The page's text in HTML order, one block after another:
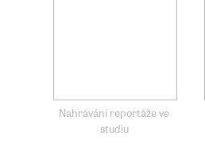
Nahrávání reportáže ve
studiu